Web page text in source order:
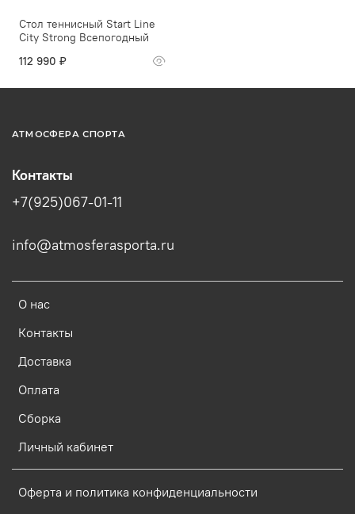
Стол теннисный Start Line
City Strong Всепогодный
112 990 ₽
АТМОСФЕРА СПОРТА
О нас
Контакты
Доставка
Оплата
Сборка
Личный кабинет
Оферта и политика конфиденциальности
Контакты
+7(925)067-01-11
info@atmosferasporta.ru